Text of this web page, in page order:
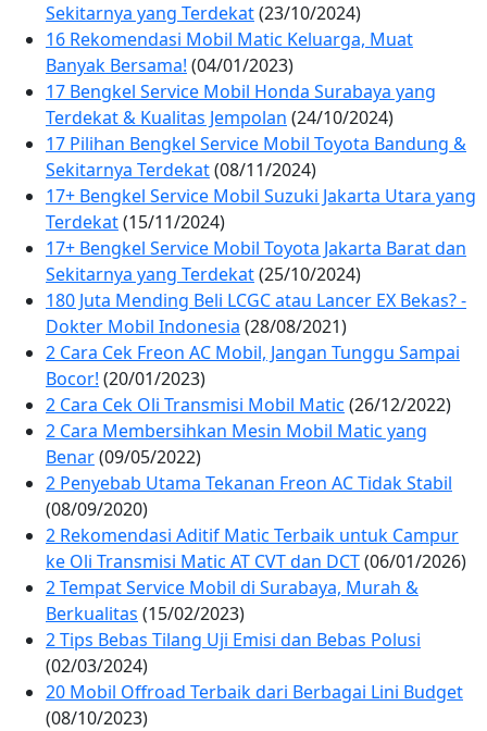
Sekitarnya yang Terdekat(23/10/2024)
16 Rekomendasi Mobil Matic Keluarga, Muat
Banyak Bersama! (04/01/2023)
17 Bengkel Service Mobil Honda Surabaya yang
Terdekat & Kualitas Jempolan (24/10/2024)
17 Pilihan Bengkel Service Mobil Toyota Bandung &
Sekitarnya Terdekat(08/11/2024)
17+ Bengkel Service Mobil Suzuki Jakarta Utara yang
Terdekat(15/11/2024)
17+ Bengkel Service Mobil Toyota Jakarta Barat dan
Sekitarnya yang Terdekat(25/10/2024)
180 Juta Mending Beli LCGC atau Lancer EX Bekas? -
Dokter Mobil Indonesia (28/08/2021)
2 Cara Cek Freon AC Mobil, Jangan Tunggu Sampai
Bocor! (20/01/2023)
2 Cara Cek Oli Transmisi Mobil Matic (26/12/2022)
2 Cara Membersihkan Mesin Mobil Matic yang
Benar(09/05/2022)
2 Penyebab Utama Tekanan Freon AC Tidak Stabil
(08/09/2020)
2 Rekomendasi Aditif Matic Terbaik untuk Campur
ke Oli Transmisi Matic AT CVT dan DCT(06/01/2026)
2 Tempat Service Mobil di Surabaya, Murah &
Berkualitas (15/02/2023)
2 Tips Bebas Tilang Uji Emisi dan Bebas Polusi
(02/03/2024)
20 Mobil Offroad Terbaik dari Berbagai Lini Budget
(08/10/2023)